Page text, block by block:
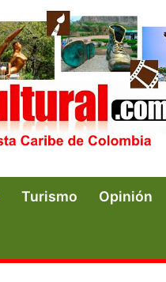
Turismo Opinión